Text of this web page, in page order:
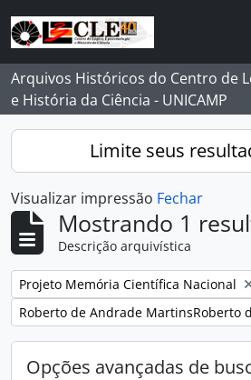
Skip to main content
Arquivos Históricos do Centro de
e História da Ciência - UNICAMP
Limite seus
Visualizar impressão Fechar
Mostrando 1
Descrição arquivística
Remover filtro:
Projeto Memória Científica Nacional
Remover filtro:
Roberto de Andrade MartinsRoberto
Opções avançadas de